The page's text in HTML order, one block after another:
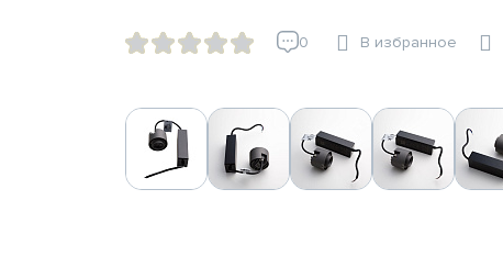
0 В избранное